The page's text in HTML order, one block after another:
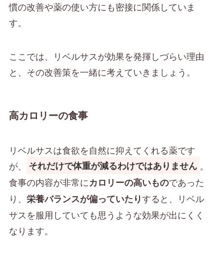
慣の改善や薬の使い方にも密接に関係していま
す。
ここでは、リベルサスが効果を発揮しづらい理由
と、その改善策を一緒に考えていきましょう。
高カロリーの食事
リベルサスは食欲を自然に抑えてくれる薬です
が、
それだけで体重が減るわけではありません 。
食事の内容が非常にカロリーの高いものであった
り、 栄養バランスが偏っていたりすると、リベル
サスを服用していても思うような効果が出にくく
なります。